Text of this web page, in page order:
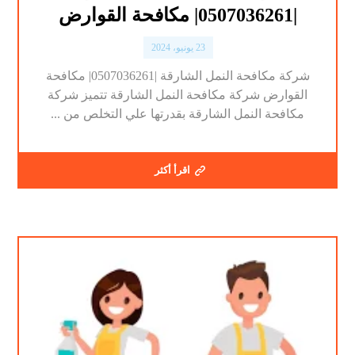
|0507036261| مكافحة القوارض
23 يونيو، 2024
شركة مكافحة النمل الشارقة |0507036261| مكافحة
القوارض شركة مكافحة النمل الشارقة تتميز شركة
مكافحة النمل الشارقة بقدرتها علي التخلص من ...
اقرأ أكثر